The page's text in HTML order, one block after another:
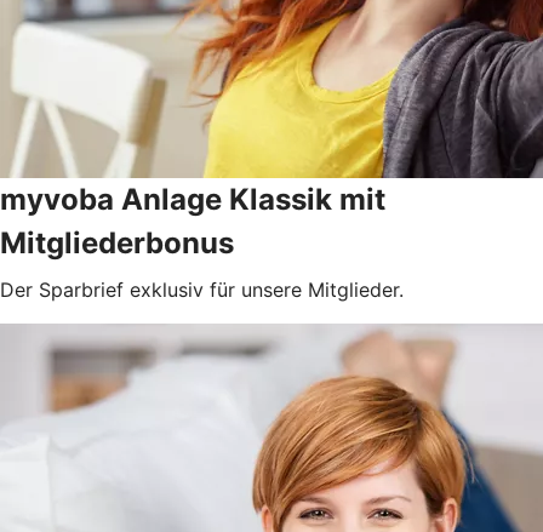
myvoba Anlage Klassik mit
Mitgliederbonus
Der Sparbrief exklusiv für unsere Mitglieder.